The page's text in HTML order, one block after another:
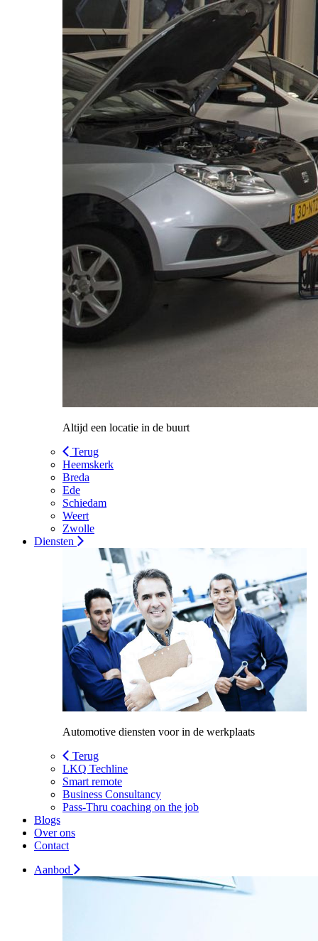
Altijd een locatie in de buurt
Terug
Heemskerk
Breda
Ede
Schiedam
Weert
Zwolle
Diensten
Automotive diensten voor in de werkplaats
Terug
LKQ Techline
Smart remote
Business Consultancy
Pass-Thru coaching on the job
Blogs
Over ons
Contact
Aanbod